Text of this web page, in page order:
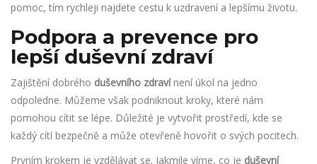
pomoc, tím rychleji najdete cestu k uzdravení a lepšímu životu.
Podpora a prevence pro
lepší duševní zdraví
Zajištění dobrého duševního zdravínení úkol na jedno
odpoledne. Můžeme však podniknout kroky, které nám
pomohou cítit se lépe. Důležité je vytvořit prostředí, kde se
každý cítí bezpečně a může otevřeně hovořit o svých pocitech.
Prvním krokem je vzdělávat se. Jakmile víme, co je duševní